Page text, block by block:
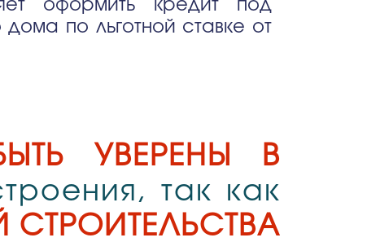
оформить кредит под
дома по льготной ставке от
УВЕРЕНЫ В
так как
СТРОИТЕЛЬСТВА